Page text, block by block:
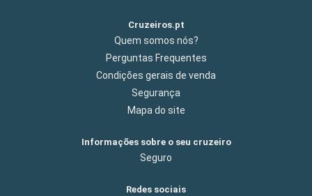
Cruzeiros.pt
Quem somos nós?
Perguntas Frequentes
Condições gerais de venda
Segurança
Mapa do site
Informações sobre o seu cruzeiro
Seguro
Redes sociais